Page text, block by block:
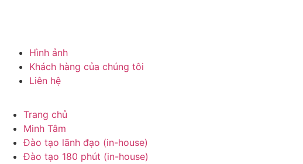
Hình ảnh
Khách hàng của chúng tôi
Liên hệ
Trang chủ
Minh Tâm
Đào tạo lãnh đạo (in-house)
Đào tạo 180 phút (in-house)